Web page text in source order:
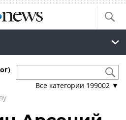
Все категории 199002 ▼